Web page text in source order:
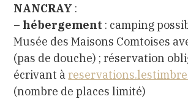
NANCRAY :
– hébergement : camping
Musée des Maisons Comtoises
(pas de douche) ; réservation
écrivant à
(nombre de places limité)